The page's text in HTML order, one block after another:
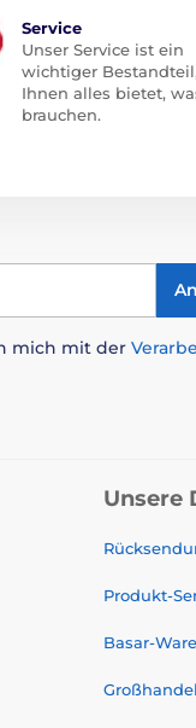
Service
Unser Service ist ein
wichtiger
Ihnen alles bietet,
brauchen.
mich mit der
Unsere
Produkt-
Basar-
Großhandel